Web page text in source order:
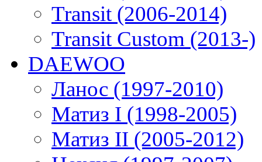
Transit (2006-2014)
Transit Custom (2013-)
DAEWOO
Ланос (1997-2010)
Матиз I (1998-2005)
Матиз II (2005-2012)